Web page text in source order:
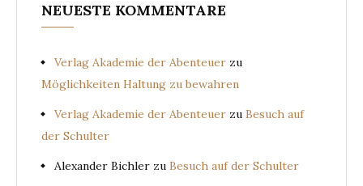
NEUESTE KOMMENTARE
Verlag Akademie der Abenteuer zu
Möglichkeiten Haltung zu bewahren
Verlag Akademie der Abenteuer zu Besuch auf
der Schulter
Alexander Bichler zu Besuch auf der Schulter